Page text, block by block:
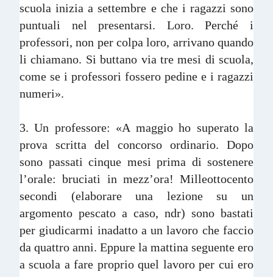
scuola inizia a settembre e che i ragazzi sono
puntuali nel presentarsi. Loro. Perché i
professori, non per colpa loro, arrivano quando
li chiamano. Si buttano via tre mesi di scuola,
come se i professori fossero pedine e i ragazzi
numeri».
3. Un professore: «A maggio ho superato la
prova scritta del concorso ordinario. Dopo
sono passati cinque mesi prima di sostenere
l’orale: bruciati in mezz’ora! Milleottocento
secondi (elaborare una lezione su un
argomento pescato a caso, ndr) sono bastati
per giudicarmi inadatto a un lavoro che faccio
da quattro anni. Eppure la mattina seguente ero
a scuola a fare proprio quel lavoro per cui ero